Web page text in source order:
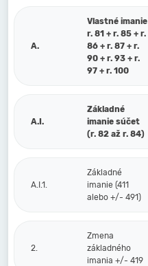
A.
Vlastné imanie
r. 81 + r. 85 + r.
86 + r. 87 + r.
90 + r. 93 + r.
97 + r. 100
A.I.
Základné
imanie súčet
(r. 82 až r. 84)
A.I.1.
Základné
imanie (411
alebo +/- 491)
2.
Zmena
základného
imania +/- 419